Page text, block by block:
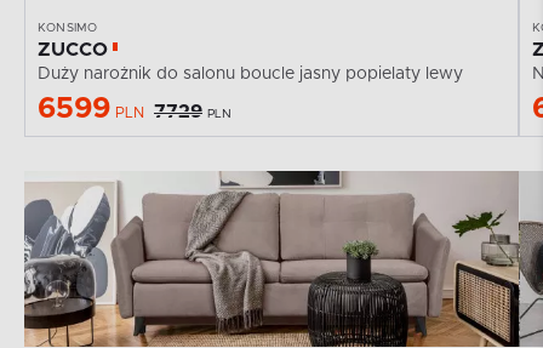
KONSIMO
ZUCCO
Duży narożnik do salonu boucle jasny popielaty lewy
6599 PLN 7729 PLN